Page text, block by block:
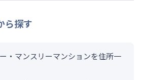
ら探す
・マンスリーマンションを住所一